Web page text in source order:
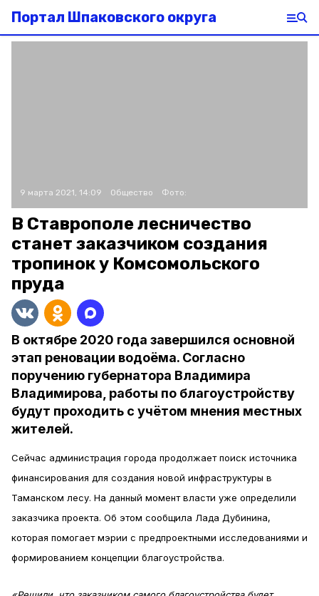
Портал Шпаковского округа
9 марта 2021, 14:09 Общество Фото:
В Ставрополе лесничество
станет заказчиком создания
тропинок у Комсомольского
пруда
В октябре 2020 года завершился основной
этап реновации водоёма. Согласно
поручению губернатора Владимира
Владимирова, работы по благоустройству
будут проходить с учётом мнения местных
жителей.
Сейчас администрация города продолжает поиск источника
финансирования для создания новой инфраструктуры в
Таманском лесу. На данный момент власти уже определили
заказчика проекта. Об этом сообщила Лада Дубинина,
которая помогает мэрии с предпроектными исследованиями и
формированием концепции благоустройства.